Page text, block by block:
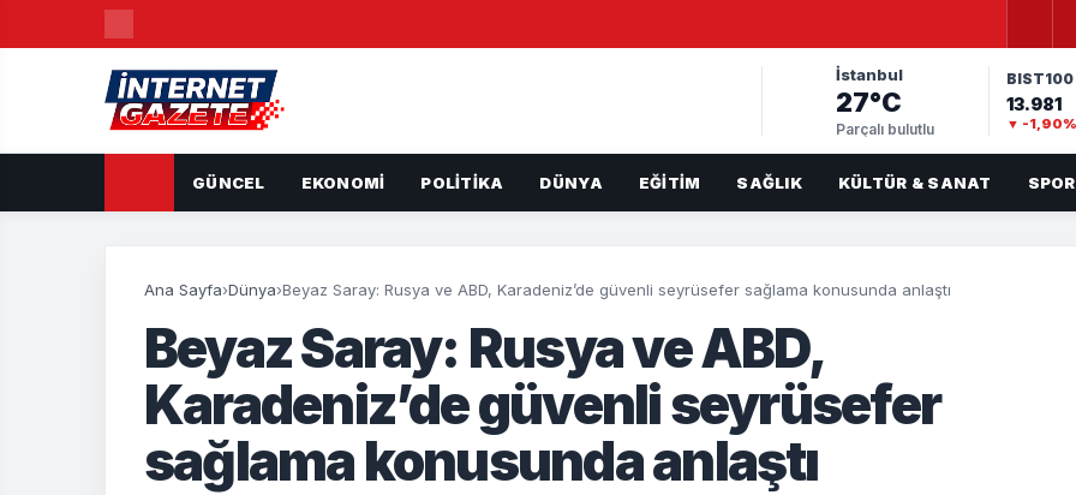
İstanbul
27°C
Parçalı bulutlu
BIST100
13.981
▼ -1,90%
GÜNCEL EKONOMI POLITIKA DÜNYA EĞITIM SAĞLIK KÜLTÜR & SANAT SPOR
Ana Sayfa›Dünya›Beyaz Saray: Rusya ve ABD, Karadeniz’de güvenli seyrüsefer sağlama konusunda anlaştı
Beyaz Saray: Rusya ve ABD,
Karadeniz’de güvenli seyrüsefer
sağlama konusunda anlaştı